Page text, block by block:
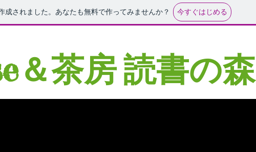
成されました。あなたも無料で作ってみませんか？ 今すぐはじめる
＆茶房 読書の森